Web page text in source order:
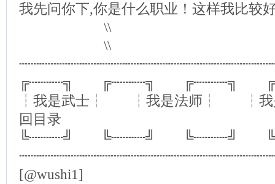
我先问你下,你是什么职业！这样我比较
\\
\\
╔┄┄┄┄╗ ╔┄┄┄┄╗ ╔┄┄┄┄╗
┆我是武士┆ ┆我是法师┆ ┆
回目录
╚┄┄┄┄╝ ╚┄┄┄┄╝ ╚┄┄┄┄╝
[@wushi1]